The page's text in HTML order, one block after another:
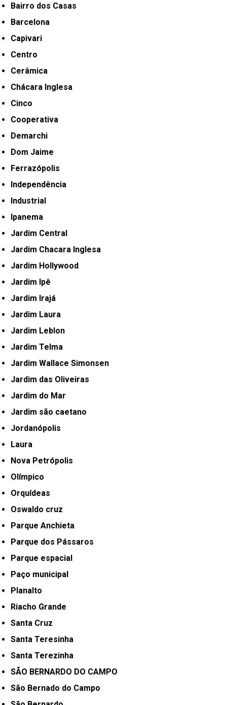
Bairro dos Casas
Barcelona
Capivari
Centro
Cerâmica
Chácara Inglesa
Cinco
Cooperativa
Demarchi
Dom Jaime
Ferrazópolis
Independência
Industrial
Ipanema
Jardim Central
Jardim Chacara Inglesa
Jardim Hollywood
Jardim Ipê
Jardim Irajá
Jardim Laura
Jardim Leblon
Jardim Telma
Jardim Wallace Simonsen
Jardim das Oliveiras
Jardim do Mar
Jardim são caetano
Jordanópolis
Laura
Nova Petrópolis
Olímpico
Orquídeas
Oswaldo cruz
Parque Anchieta
Parque dos Pássaros
Parque espacial
Paço municipal
Planalto
Riacho Grande
Santa Cruz
Santa Teresinha
Santa Terezinha
SÃO BERNARDO DO CAMPO
São Bernado do Campo